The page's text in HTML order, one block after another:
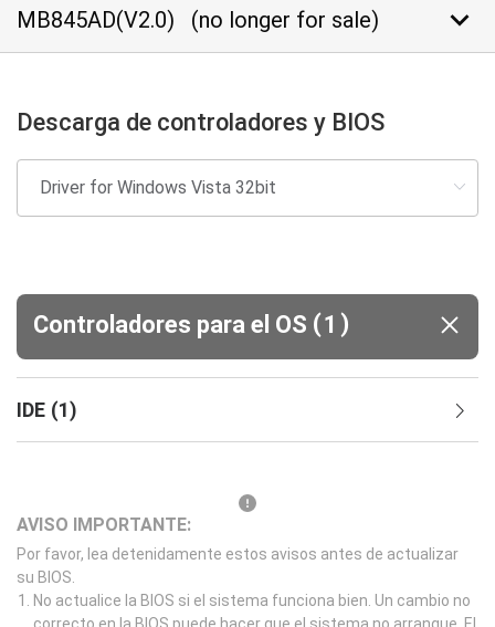
MB845AD(V2.0) (no longer for sale) keyboard_arrow_down
Descarga de controladores y BIOS
Controladores para el OS (1 )
IDE (1)
AVISO IMPORTANTE:
Por favor, lea detenidamente estos avisos antes de actualizar
su BIOS.
No actualice la BIOS si el sistema funciona bien. Un cambio no